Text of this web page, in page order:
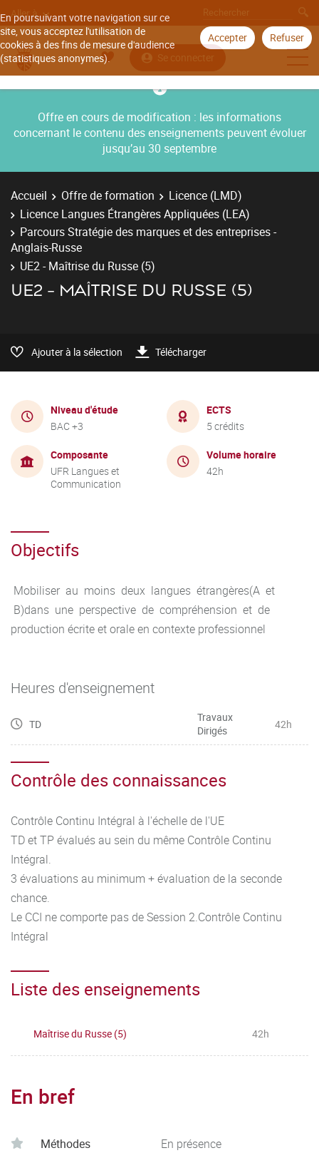
En poursuivant votre navigation sur ce
site, vous acceptez l'utilisation de
cookies à des fins de mesure d'audience
(statistiques anonymes).
Accepter Refuser
Aller à
Se connecter
Offre en cours de modification : les informations
concernant le contenu des enseignements peuvent évoluer
jusqu’au 30 septembre
Accueil Offre de formation
Licence (LMD)
Licence Langues Étrangères Appliquées (LEA)
Parcours Stratégie des marques et des entreprises -
Anglais-Russe
UE2 - Maîtrise du Russe (5)
UE2 - MAÎTRISE DU RUSSE (5)
Ajouter à la sélection Télécharger
Niveau d'étude
BAC +3
ECTS
5 crédits
Composante
UFR Langues et
Communication
Volume horaire
42h
Objectifs
Mobiliser au moins deux langues étrangères(A et
B)dans une perspective de compréhension et de
production écrite et orale en contexte professionnel
Heures d'enseignement
TD
Travaux
Dirigés
42h
Contrôle des connaissances
Contrôle Continu Intégral à l'échelle de l'UE
TD et TP évalués au sein du même Contrôle Continu
Intégral.
3 évaluations au minimum + évaluation de la seconde
chance.
Le CCI ne comporte pas de Session 2.Contrôle Continu
Intégral
Liste des enseignements
Maîtrise du Russe (5) 42h
En bref
Méthodes
En présence